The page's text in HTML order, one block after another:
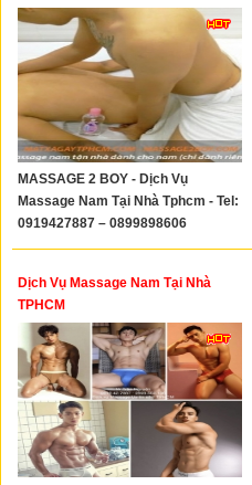
cho nam tại nhà
MASSAGE 2 BOY - Dịch Vụ
Massage Nam Tại Nhà Tphcm - Tel:
0919427887 – 0899898606
Dịch Vụ Massage Nam Tại Nhà
TPHCM